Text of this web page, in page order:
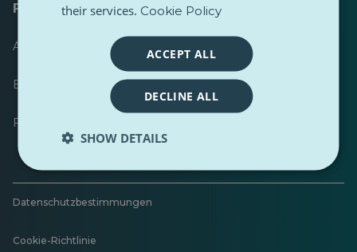
FAQs
Anfrage einreichen
Ein Problem melden
Feedback hinterlassen
Datenschutzbestimmungen
Cookie-Richtlinie
their services. Cookie Policy
ACCEPT ALL
DECLINE ALL
SHOW DETAILS